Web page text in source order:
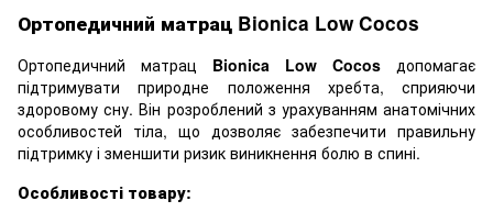
Ортопедичний матрац Bionica Low Cocos
Ортопедичний матрац Bionica Low Cocos допомагає
підтримувати природне положення хребта, сприяючи
здоровому сну. Він розроблений з урахуванням анатомічних
особливостей тіла, що дозволяє забезпечити правильну
підтримку і зменшити ризик виникнення болю в спині.
Особливості товару: